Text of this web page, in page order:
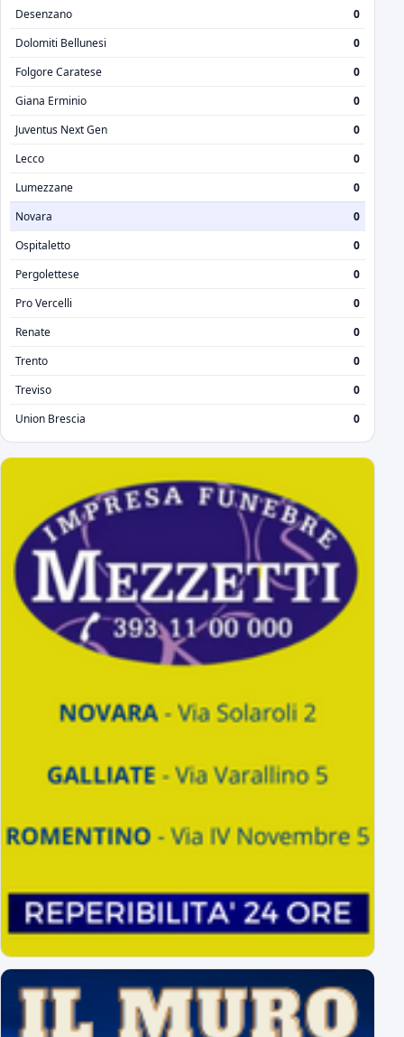
Desenzano
0
Dolomiti Bellunesi
0
Folgore Caratese
0
Giana Erminio
0
Juventus Next Gen
0
Lecco
0
Lumezzane
0
Novara
0
Ospitaletto
0
Pergolettese
0
Pro Vercelli
0
Renate
0
Trento
0
Treviso
0
Union Brescia
0